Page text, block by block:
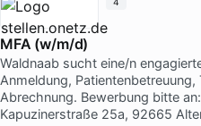
MFA (w/m/d)
Waldnaab sucht eine/n
Anmeldung, Patientenbetreuung,
Abrechnung. Bewerbung bitte
Kapuzinerstraße 25a, 92665